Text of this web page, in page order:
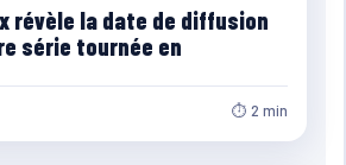
révèle la date de diffusion
série tournée en
⏱ 2 min